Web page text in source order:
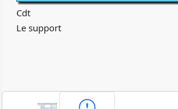
Cdt
Le support